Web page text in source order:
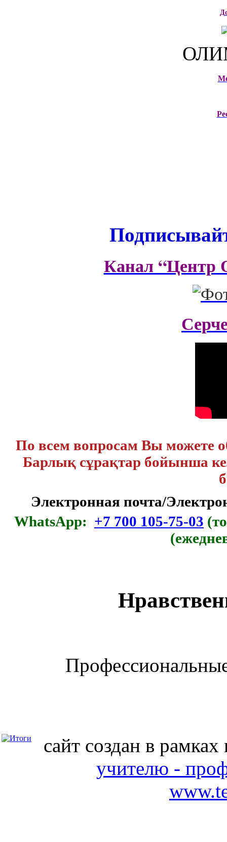
Канал “Центр
По всем вопросам Вы можете
Барлық сұрақтар бойынша
Электронная почта/
WhatsApp: +7 700 105-75-03
сайт создан в
учителю -